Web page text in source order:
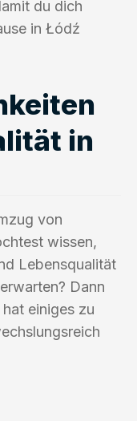
du dich
in Łódź
in
von
wissen,
Lebensqualität
Dann
einiges zu